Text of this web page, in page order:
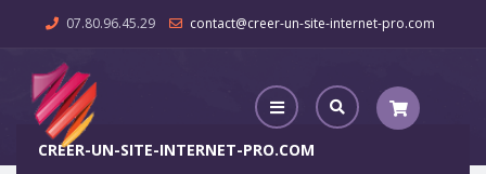
07.80.96.45.29 contact@creer-un-site-internet-pro.com
CREER-UN-SITE-INTERNET-PRO.COM